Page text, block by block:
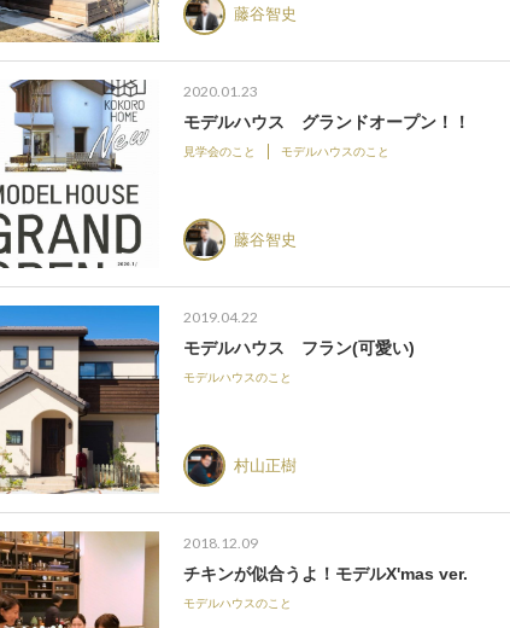
藤谷智史
2020.01.23
モデルハウス グランドオープン！！
見学会のこと モデルハウスのこと
藤谷智史
2019.04.22
モデルハウス フラン(可愛い)
モデルハウスのこと
村山正樹
2018.12.09
チキンが似合うよ！モデルX'mas ver.
モデルハウスのこと